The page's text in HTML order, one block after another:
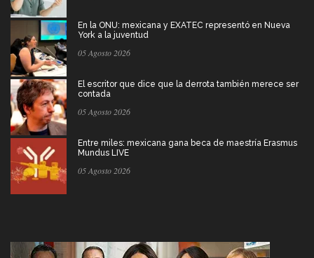
En la ONU: mexicana y EXATEC representó en Nueva
York a la juventud
05 Agosto 2026
El escritor que dice que la derrota también merece ser
contada
05 Agosto 2026
Entre miles: mexicana gana beca de maestría Erasmus
Mundus LIVE
05 Agosto 2026